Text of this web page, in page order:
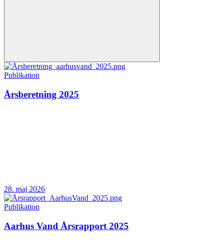
Publikation
Årsberetning 2025
28. maj 2026
Publikation
Aarhus Vand Årsrapport 2025